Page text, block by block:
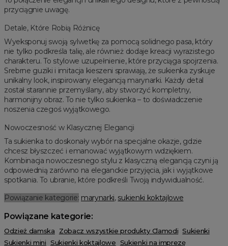
przyciągnie uwagę.
Detale, Które Robią Różnicę
Wyeksponuj swoją sylwetkę za pomocą solidnego pasa, który
nie tylko podkreśla talię, ale również dodaje kreacji wyrazistego
charakteru. To stylowe uzupełnienie, które przyciąga spojrzenia.
Srebrne guziki i imitacja kieszeni sprawiają, że sukienka zyskuje
unikalny look, inspirowany elegancją marynarki. Każdy detal
został starannie przemyślany, aby stworzyć kompletny,
harmonijny obraz. To nie tylko sukienka – to doświadczenie
noszenia czegoś wyjątkowego.
Nowoczesność w Klasycznej Elegancji
Ta sukienka to doskonały wybór na specjalne okazje, gdzie
chcesz błyszczeć i emanować wyjątkowym wdziękiem.
Kombinacja nowoczesnego stylu z klasyczną elegancją czyni ją
odpowiednią zarówno na eleganckie przyjęcia, jak i wyjątkowe
spotkania. To ubranie, które podkreśli Twoją indywidualność.
Powiązanie kategorie: marynarki, sukienki koktajlowe
Powiązane kategorie:
Odzież damska Zobacz wszystkie produkty Clamodi Sukienki
Sukienki mini Sukienki koktajlowe Sukienki na imprezę